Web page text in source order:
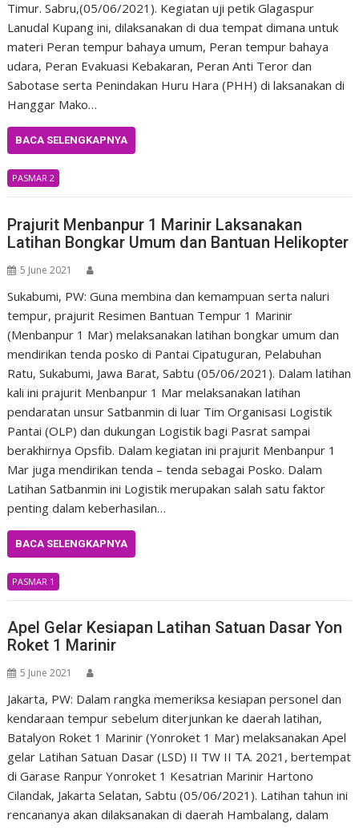
Timur. Sabru,(05/06/2021). Kegiatan uji petik Glagaspur
Lanudal Kupang ini, dilaksanakan di dua tempat dimana untuk
materi Peran tempur bahaya umum, Peran tempur bahaya
udara, Peran Evakuasi Kebakaran, Peran Anti Teror dan
Sabotase serta Penindakan Huru Hara (PHH) di laksanakan di
Hanggar Mako…
BACA SELENGKAPNYA
PASMAR 2
Prajurit Menbanpur 1 Marinir Laksanakan
Latihan Bongkar Umum dan Bantuan Helikopter
5 June 2021
Sukabumi, PW: Guna membina dan kemampuan serta naluri
tempur, prajurit Resimen Bantuan Tempur 1 Marinir
(Menbanpur 1 Mar) melaksanakan latihan bongkar umum dan
mendirikan tenda posko di Pantai Cipatuguran, Pelabuhan
Ratu, Sukabumi, Jawa Barat, Sabtu (05/06/2021). Dalam latihan
kali ini prajurit Menbanpur 1 Mar melaksanakan latihan
pendaratan unsur Satbanmin di luar Tim Organisasi Logistik
Pantai (OLP) dan dukungan Logistik bagi Pasrat sampai
berakhirnya Opsfib. Dalam kegiatan ini prajurit Menbanpur 1
Mar juga mendirikan tenda – tenda sebagai Posko. Dalam
Latihan Satbanmin ini Logistik merupakan salah satu faktor
penting dalam keberhasilan…
BACA SELENGKAPNYA
PASMAR 1
Apel Gelar Kesiapan Latihan Satuan Dasar Yon
Roket 1 Marinir
5 June 2021
Jakarta, PW: Dalam rangka memeriksa kesiapan personel dan
kendaraan tempur sebelum diterjunkan ke daerah latihan,
Batalyon Roket 1 Marinir (Yonroket 1 Mar) melaksanakan Apel
gelar Latihan Satuan Dasar (LSD) II TW II TA. 2021, bertempat
di Garase Ranpur Yonroket 1 Kesatrian Marinir Hartono
Cilandak, Jakarta Selatan, Sabtu (05/06/2021). Latihan tahun ini
rencananya akan dilaksanakan di daerah Hambalang, dalam